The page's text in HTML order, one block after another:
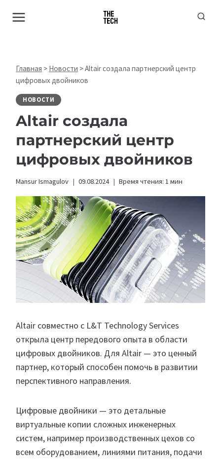
Главная > Новости >Altair создала партнерский центр
цифровых двойников
НОВОСТИ
Altair создала
партнерский центр
цифровых двойников
Mansur Ismagulov 09.08.2024 Время чтения: 1 мин
Altair совместно с L&T Technology Services
открыла центр передового опыта в области
цифровых двойников. Для Altair — это ценный
партнер, который способен помочь в развитии
перспективного направления.
Цифровые двойники — это детальные
виртуальные копии сложных инженерных
систем, например производственных цехов со
всем оборудованием, линиями питания, подачи